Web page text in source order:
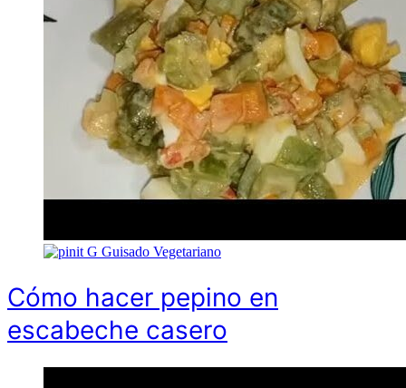
G Guisado Vegetariano
Cómo hacer pepino en
escabeche casero